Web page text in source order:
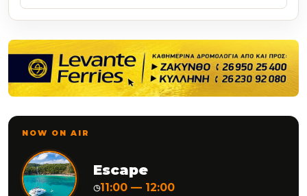
NOW ON AIR
Escape
◷11:00 — 12:00